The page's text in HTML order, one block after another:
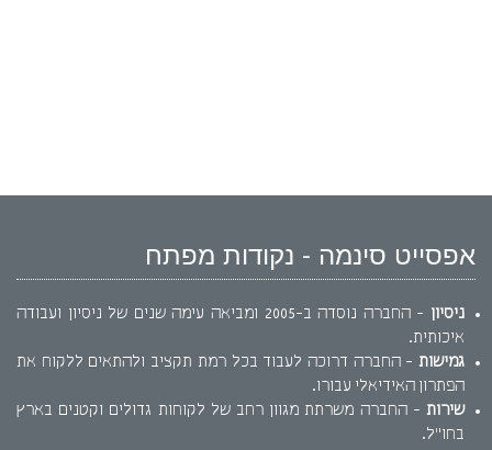
אפסייט סינמה - נקודות מפתח
ניסיון
- החברה נוסדה ב-2005 ומביאה עימה שנים של ניסיון ועבודה
איכותית.
גמישות - החברה דרוכה לעבוד בכל רמת תקציב ולהתאים ללקוח את
הפתרון האידיאלי עבורו.
שירות - החברה משרתת מגוון רחב של לקוחות גדולים וקטנים בארץ
בחו"ל.